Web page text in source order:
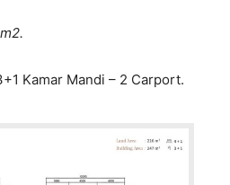
Kamar Mandi – 2 Carport.